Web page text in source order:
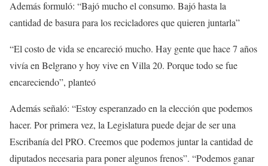
Además formuló: “Bajó mucho el consumo. Bajó hasta la
cantidad de basura para los recicladores que quieren juntarla”
“El costo de vida se encareció mucho. Hay gente que hace 7 años
vivía en Belgrano y hoy vive en Villa 20. Porque todo se fue
encareciendo”, planteó
Además señaló: “Estoy esperanzado en la elección que podemos
hacer. Por primera vez, la Legislatura puede dejar de ser una
Escribanía del PRO. Creemos que podemos juntar la cantidad de
diputados necesaria para poner algunos frenos”. “Podemos ganar